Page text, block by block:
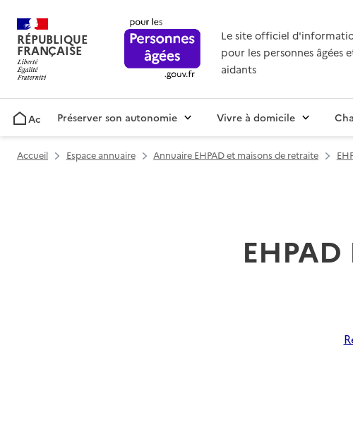
RÉPUBLIQUE
FRANÇAISE
Le site officiel
pour les personnes âgées
aidants
AccueilPréserver son autonomie Vivre à domicile
Accueil Espace annuaire Annuaire EHPAD et maisons de retraite